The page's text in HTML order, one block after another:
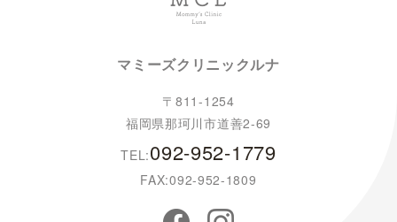
マミーズクリニックルナ
〒811-1254
福岡県那珂川市道善2-69
TEL:092-952-1779
FAX:092-952-1809